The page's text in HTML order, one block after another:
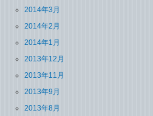
2014年3月
2014年2月
2014年1月
2013年12月
2013年11月
2013年9月
2013年8月